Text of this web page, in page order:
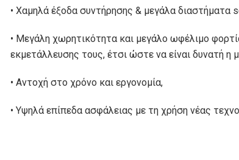
• Χαμηλά έξοδα συντήρησης & μεγάλα διαστήματα
• Μεγάλη χωρητικότητα και μεγάλο ωφέλιμο
εκμετάλλευσης τους, έτσι ώστε να είναι δυνατή η
• Αντοχή στο χρόνο και εργονομία,
• Υψηλά επίπεδα ασφάλειας με τη χρήση νέας